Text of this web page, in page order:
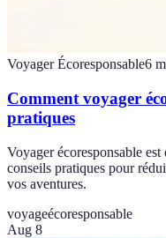
Voyager Écoresponsable6
Comment voyager
pratiques
Voyager écoresponsable
conseils pratiques pour
vos aventures.
voyageécoresponsable
Aug 8